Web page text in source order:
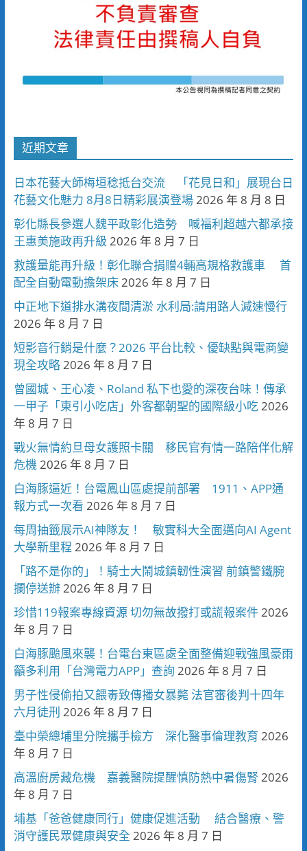
近期文章
日本花藝大師梅垣稔抵台交流 「花見日和」展現台日
花藝文化魅力 8月8日精彩展演登場2026 年 8 月 8 日
彰化縣長參選人魏平政彰化造勢 喊福利超越六都承接
王惠美施政再升級 2026 年 8 月 7 日
救護量能再升級！彰化聯合捐贈4輛高規格救護車 首
配全自動電動擔架床2026 年 8 月 7 日
中正地下道排水溝夜間清淤 水利局:請用路人減速慢行
2026 年 8 月 7 日
短影音行銷是什麼？2026 平台比較、優缺點與電商變
現全攻略2026 年 8 月 7 日
曾國城、王心凌、Roland 私下也愛的深夜台味！傳承
一甲子「東引小吃店」外客都朝聖的國際級小吃2026
年 8 月 7 日
戰火無情約旦母女護照卡關 移民官有情一路陪伴化解
危機2026 年 8 月 7 日
白海豚逼近！台電鳳山區處提前部署 1911、APP通
報方式一次看 2026 年 8 月 7 日
每周抽籤展示AI神隊友！ 敏實科大全面邁向AI Agent
大學新里程 2026 年 8 月 7 日
「路不是你的」！騎士大鬧城鎮韌性演習 前鎮警鐵腕
攔停送辦2026 年 8 月 7 日
珍惜119報案專線資源 切勿無故撥打或謊報案件2026
年 8 月 7 日
白海豚颱風來襲！台電台東區處全面整備迎戰強風豪雨
籲多利用「台灣電力APP」查詢 2026 年 8 月 7 日
男子性侵偷拍又餵毒致傳播女暴斃 法官審後判十四年
六月徒刑 2026 年 8 月 7 日
臺中榮總埔里分院攜手檢方 深化醫事倫理教育 2026
年 8 月 7 日
高溫廚房藏危機 嘉義醫院提醒慎防熱中暑傷腎 2026
年 8 月 7 日
埔基「爸爸健康同行」健康促進活動 結合醫療、警
消守護民眾健康與安全 2026 年 8 月 7 日